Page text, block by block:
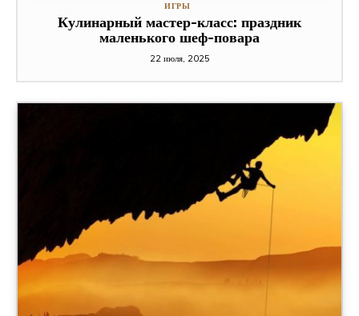
ИГРЫ
Кулинарный мастер-класс: праздник
маленького шеф-повара
22 июля, 2025